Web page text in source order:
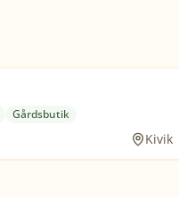
Gårdsbutik
Kivik